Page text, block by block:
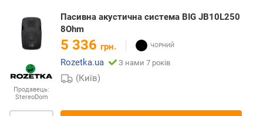
Продавець:
StereoDom
Пасивна акустична система BIG JB10L250
8Ohm
5 336 грн.
Rozetka.ua
З нами 7 років
(Київ)